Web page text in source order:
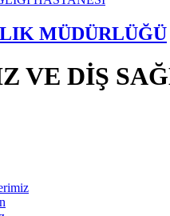
MÜDÜRLÜĞÜ
VE DİŞ